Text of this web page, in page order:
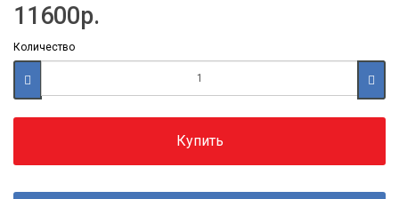
11600р.
Количество
Купить